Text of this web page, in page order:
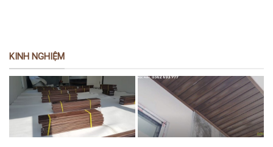
KINH NGHIỆM